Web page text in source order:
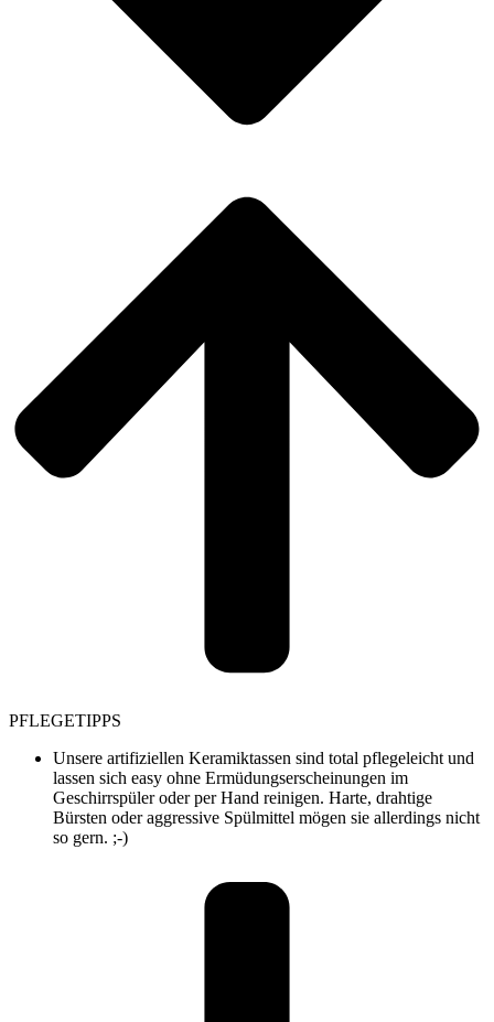
PFLEGETIPPS
Unsere artifiziellen Keramiktassen sind total pflegeleicht und
lassen sich easy ohne Ermüdungserscheinungen im
Geschirrspüler oder per Hand reinigen. Harte, drahtige
Bürsten oder aggressive Spülmittel mögen sie allerdings nicht
so gern. ;-)